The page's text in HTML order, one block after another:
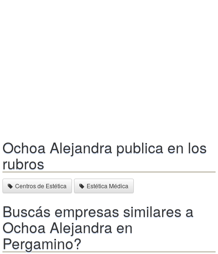
Ochoa Alejandra publica en los
rubros
Centros de Estética Estética Médica
Buscás empresas similares a
Ochoa Alejandra en
Pergamino?